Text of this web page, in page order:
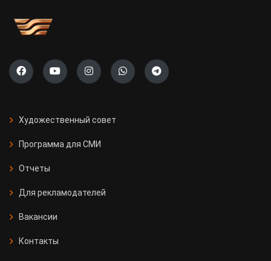
Художественный совет
Программа для СМИ
Отчеты
Для рекламодателей
Вакансии
Контакты